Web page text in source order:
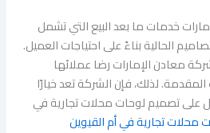
خدمات ما بعد البيع التي تشمل
الحالية بناءً على احتياجات العميل.
معادن الإمارات رضا عملائها
لذلك، فإن الشركة تعد خيارًا
على تصميم لوحات محلات تجارية في
محلات تجارية في أم القيوين